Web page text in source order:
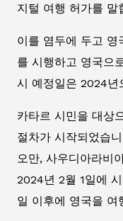
지털 여행 허가를 말
이를 염두에 두고 영
를 시행하고 영국으
시 예정일은 2024년
카타르 시민을 대상
절차가 시작되었습
오만, 사우디아라비
2024년 2월 1일에
일 이후에 영국을 여